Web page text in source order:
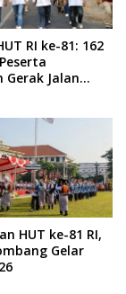
RI ke-81: 162
Gerak Jalan
HUT ke-81 RI,
Gelar